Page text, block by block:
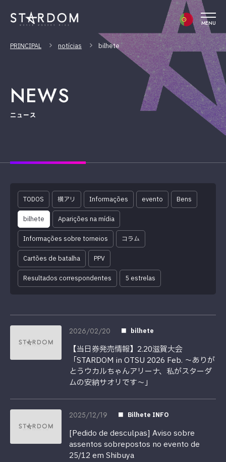
MENU
PRINCIPAL notícias bilhete
NEWS
ニュース
TODOS 横アリ Informações evento Bens
bilhete Aparições na mídia
Informações sobre torneios コラム
Cartões de batalha PPV
Resultados correspondentes 5 estrelas
2026/02/20 bilhete
【当日券発売情報】2.20滋賀大会
「STARDOM in OTSU 2026 Feb. 〜ありが
とうウカルちゃんアリーナ、私がスターダ
ムの安納サオリです〜」
2025/12/19 Bilhete INFO
[Pedido de desculpas] Aviso sobre
assentos sobrepostos no evento de
25/12 em Shibuya